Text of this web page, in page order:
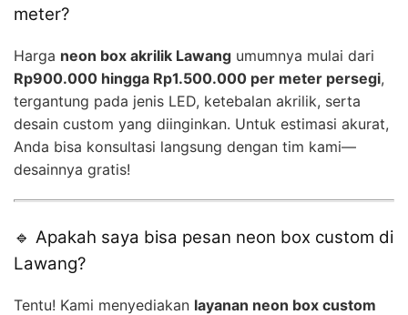
meter?
Harga neon box akrilik Lawang umumnya mulai dari
Rp900.000 hingga Rp1.500.000 per meter persegi,
tergantung pada jenis LED, ketebalan akrilik, serta
desain custom yang diinginkan. Untuk estimasi akurat,
Anda bisa konsultasi langsung dengan tim kami—
desainnya gratis!
🔹 Apakah saya bisa pesan neon box custom di
Lawang?
Tentu! Kami menyediakan layanan neon box custom